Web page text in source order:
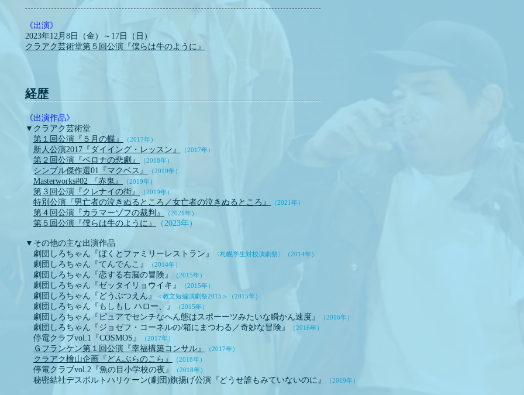
《出演》
2023年12月8日（金）～17日（日）
​クラアク芸術堂第５回公演『僕らは牛のように』
​経歴
《出演作品》
▼クラアク芸術堂
第１回公演『５月の蝶』
（2017年）
新人公演2017『ダイイング・レッスン』 （2017年）
第２回公演『ベロナの悲劇』 （2018年）
シンプル傑作選01『マクベス』 （2019年）
Masterworks#02 『赤鬼』 （2019年）
第３回公演『クレナイの街』 （2019年）
特別公演『男亡者の泣きぬるところ／女亡者の泣きぬるところ』 （2021年）
第４回公演『カラマーゾフの裁判』 （2021年）
第５回公演『僕らは牛のように』 （2023年）
▼その他の主な出演作品
劇団しろちゃん『ぼくとファミリーレストラン』
〈札幌学生対校演劇祭〉 （2014年）
劇団しろちゃん『てんでんこ』 （2014年）
劇団しろちゃん『恋する右脳の冒険』 （2015年）
劇団しろちゃん『ゼッタイリョウイキ』 （2015年）
劇団しろちゃん『どうぶつえん』 ＜教文短編演劇祭2015＞（2015年）
劇団しろちゃん『もしもし ハロー、』 （2015年）
劇団しろちゃん『ピュアでセンチなへん態はスポーーツみたいな瞬かん速度』 （2016年）
劇団しろちゃん『ジョゼフ・コーネルの/箱にまつわる／奇妙な冒険』 （2016年）
停電クラブvol.1『COSMOS』 （2017年）
Ｇフランケン第１回公演『幸福構築コンサル』 （2017年）
クラアク檜山企画『どんぶらのこら』 （2018年）
停電クラブvol.2『魚の目小学校の夜』 （2018年）
秘密結社デスボルトハリケーン(劇団)旗揚げ公演『どうせ誰もみていないのに』 （2019年）